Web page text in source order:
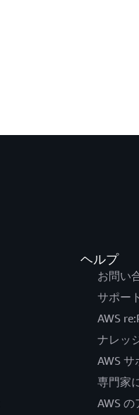
ヘルプ
お問い
サポー
AWS
ナレッ
AWS
専門家
AWS